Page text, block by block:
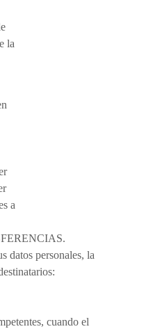
la
a
datos personales, la
cuando el